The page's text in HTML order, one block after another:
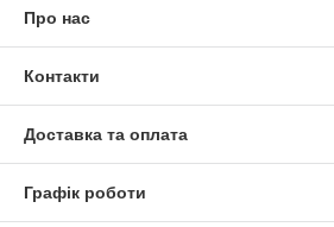
Про нас
Контакти
Доставка та оплата
Графік роботи